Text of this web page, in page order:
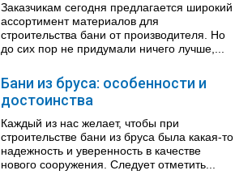
Заказчикам сегодня предлагается широкий
ассортимент материалов для
строительства бани от производителя. Но
до сих пор не придумали ничего лучше,...
Бани из бруса: особенности и
достоинства
Каждый из нас желает, чтобы при
строительстве бани из бруса была какая-то
надежность и уверенность в качестве
нового сооружения. Следует отметить...